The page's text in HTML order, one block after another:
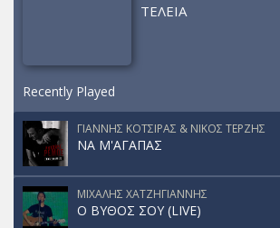
ΤΕΛΕΙΑ
Recently Played
ΓΙΑΝΝΗΣ ΚΟΤΣΙΡΑΣ & ΝΙΚΟΣ ΤΕΡΖΗΣ
ΝΑ Μ'ΑΓΑΠΑΣ
ΜΙΧΑΛΗΣ ΧΑΤΖΗΓΙΑΝΝΗΣ
Ο ΒΥΘΟΣ ΣΟΥ (LIVE)